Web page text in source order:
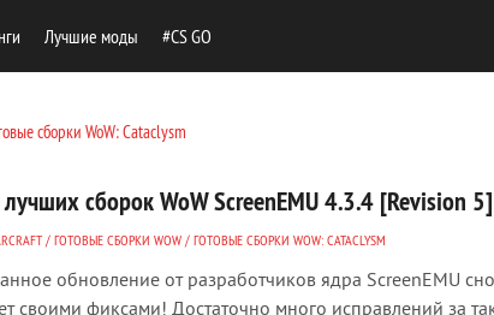
Лучшие моды #CS GO
сборки WoW: Cataclysm
сборок WoW ScreenEMU 4.3.4 [Revision 5]
/ ГОТОВЫЕ СБОРКИ WOW / ГОТОВЫЕ СБОРКИ WOW: CATACLYSM
обновление от разработчиков ядра ScreenEMU
своими фиксами! Достаточно много исправлений за